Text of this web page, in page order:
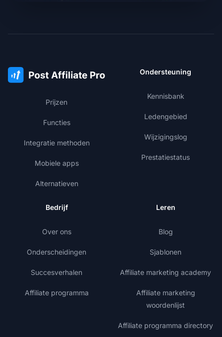
Prijzen
Functies
Integratie methoden
Mobiele apps
Alternatieven
Ondersteuning
Kennisbank
Ledengebied
Wijzigingslog
Prestatiestatus
Bedrijf
Over ons
Onderscheidingen
Succesverhalen
Affiliate programma
Leren
Blog
Sjablonen
Affiliate marketing academy
Affiliate marketing
woordenlijst
Affiliate programma directory